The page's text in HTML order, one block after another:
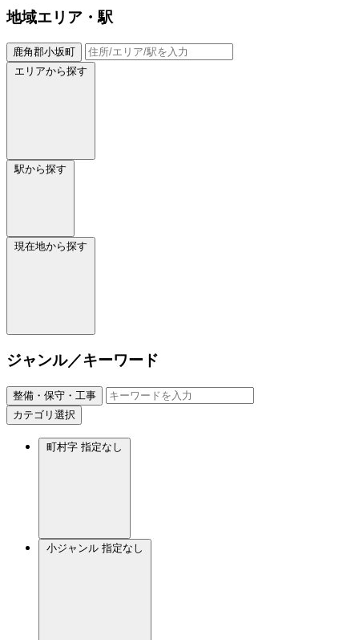
地域エリア・駅
鹿角郡小坂町
エリアから探す
駅から探す
現在地から探す
ジャンル／キーワード
整備・保守・工事
カテゴリ選択
町村字 指定なし
小ジャンル 指定なし